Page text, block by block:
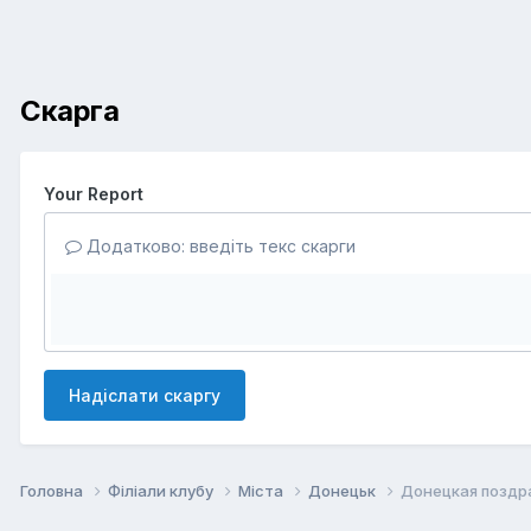
Скарга
Your Report
Додатково: введіть текс скарги
Надіслати скаргу
Головна Філіали клубу Міста Донецьк Донецкая